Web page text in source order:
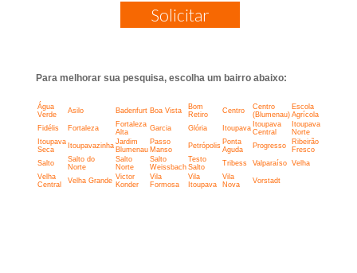
Solicitar
Para melhorar sua pesquisa, escolha um bairro abaixo:
Água
Verde
Asilo Badenfurt Boa Vista
Bom
Retiro
Centro
Centro
(Blumenau)
Escola
Agrícola
Fidélis
Fortaleza
Fortaleza
Alta
Garcia Glória Itoupava Itoupava
Central
Itoupava
Norte
Itoupava
Seca
Itoupavazinha Jardim
Blumenau
Passo
Manso
Petrópolis Ponta
Aguda
Progresso
Ribeirão
Fresco
Salto
Salto do
Norte
Salto
Norte
Salto
Weissbach
Testo
Salto
Tribess Valparaíso
Velha
Velha
Central
Velha Grande Victor
Konder
Vila
Formosa
Vila
Itoupava
Vila
Nova
Vorstadt